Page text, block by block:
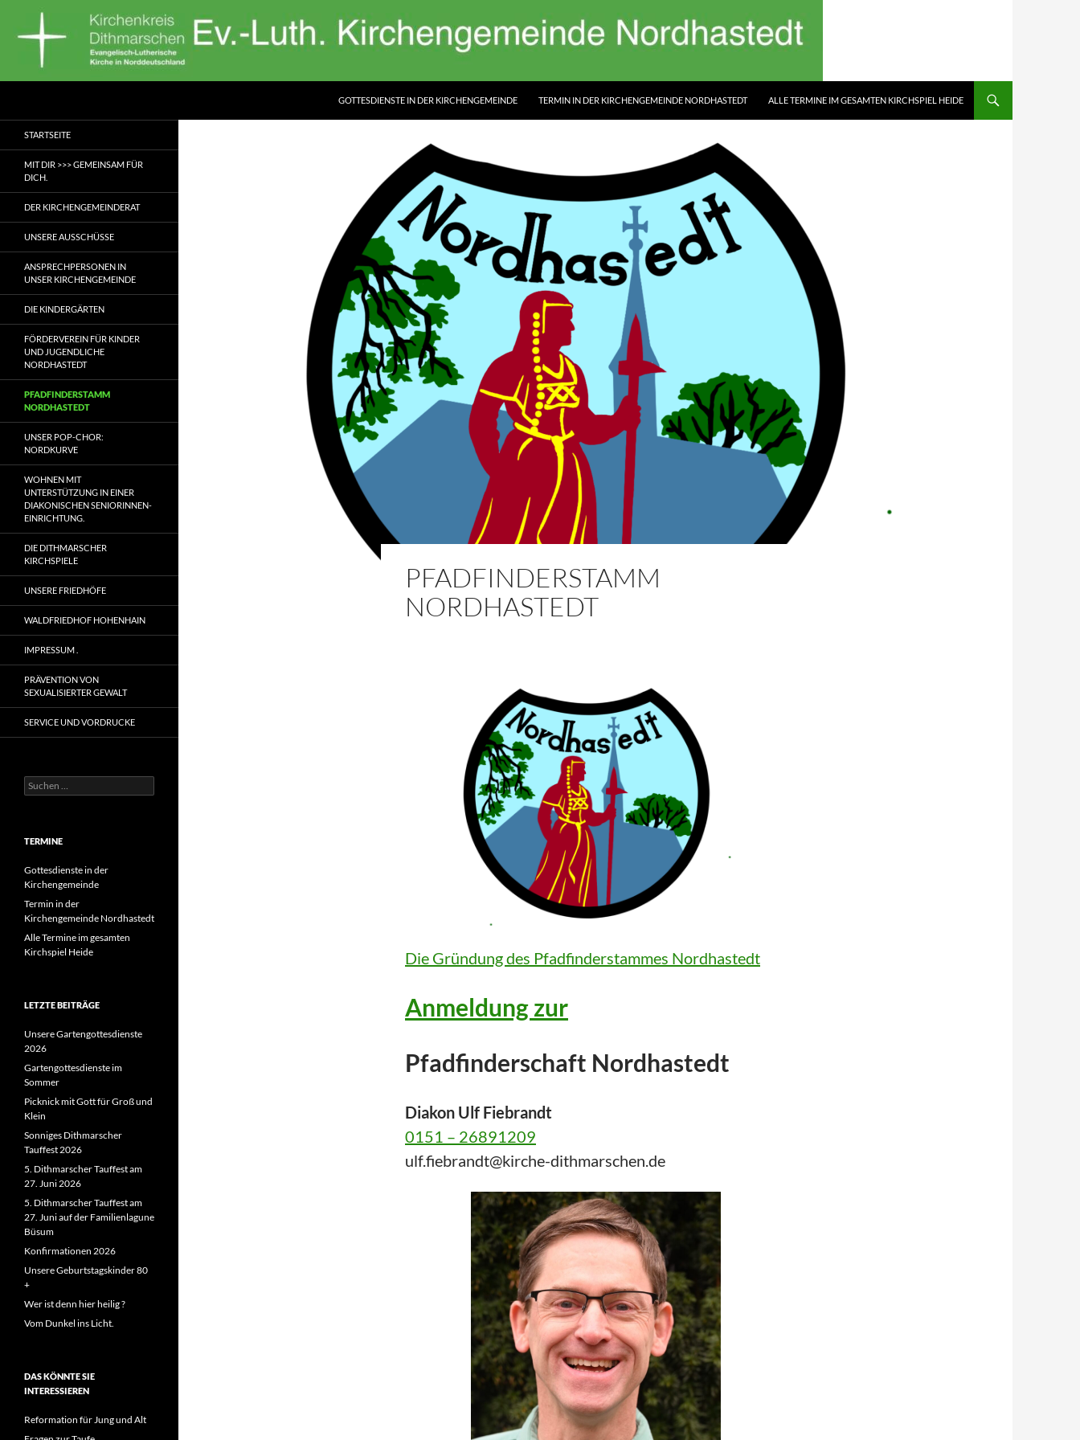
springen
GOTTESDIENSTE IN DER KIRCHENGEMEINDE TERMIN IN DER KIRCHENGEMEINDE NORDHASTEDT ALLE TERMINE IM GESAMTEN KIRCHSPIEL HEIDE
PFADFINDERSTAMM
NORDHASTEDT
Die Gründung des Pfadfinderstammes Nordhastedt
Anmeldung zur
Pfadfinderschaft Nordhastedt
Diakon Ulf Fiebrandt
0151 – 26891209
ulf.fiebrandt@kirche-dithmarschen.de
STARTSEITE
MIT DIR >>> GEMEINSAM FÜR
DICH.
DER KIRCHENGEMEINDERAT
UNSERE AUSSCHÜSSE
ANSPRECHPERSONEN IN
UNSER KIRCHENGEMEINDE
DIE KINDERGÄRTEN
FÖRDERVEREIN FÜR KINDER
UND JUGENDLICHE
NORDHASTEDT
PFADFINDERSTAMM
NORDHASTEDT
UNSER POP-CHOR:
NORDKURVE
WOHNEN MIT
UNTERSTÜTZUNG IN EINER
DIAKONISCHEN SENIORINNEN-
EINRICHTUNG.
DIE DITHMARSCHER
KIRCHSPIELE
UNSERE FRIEDHÖFE
WALDFRIEDHOF HOHENHAIN
IMPRESSUM .
PRÄVENTION VON
SEXUALISIERTER GEWALT
SERVICE UND VORDRUCKE
Suchen
nach:
TERMINE
Gottesdienste in der
Kirchengemeinde
Termin in der
Kirchengemeinde Nordhastedt
Alle Termine im gesamten
Kirchspiel Heide
LETZTE BEITRÄGE
Unsere Gartengottesdienste
2026
Gartengottesdienste im
Sommer
Picknick mit Gott für Groß und
Klein
Sonniges Dithmarscher
Tauffest 2026
5. Dithmarscher Tauffest am
27. Juni 2026
5. Dithmarscher Tauffest am
27. Juni auf der Familienlagune
Büsum
Konfirmationen 2026
Unsere Geburtstagskinder 80
+
Wer ist denn hier heilig ?
Vom Dunkel ins Licht.
DAS KÖNNTE SIE
INTERESSIEREN
Reformation für Jung und Alt